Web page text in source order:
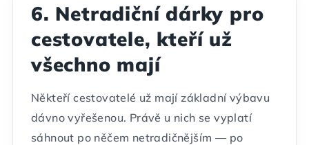
6. Netradiční dárky pro
cestovatele, kteří už
všechno mají
Někteří cestovatelé už mají základní výbavu
dávno vyřešenou. Právě u nich se vyplatí
sáhnout po něčem netradičnějším — po